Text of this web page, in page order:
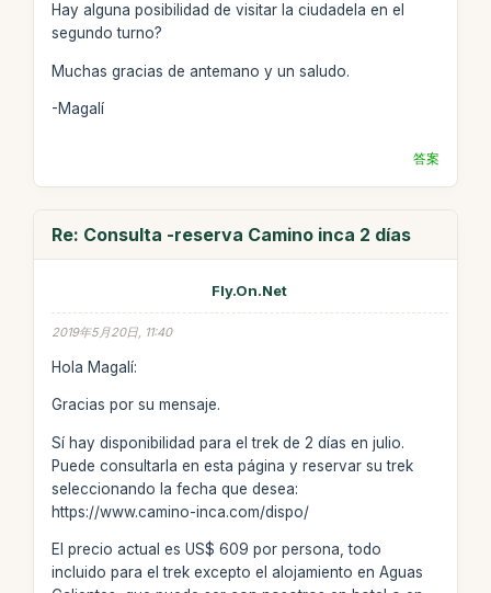
Hay alguna posibilidad de visitar la ciudadela en el
segundo turno?
Muchas gracias de antemano y un saludo.
-Magalí
答案
Re: Consulta -reserva Camino inca 2 días
Fly.On.Net
2019年5月20日, 11:40
Hola Magalí:
Gracias por su mensaje.
Sí hay disponibilidad para el trek de 2 días en julio.
Puede consultarla en esta página y reservar su trek
seleccionando la fecha que desea:
https://www.camino-inca.com/dispo/
El precio actual es US$ 609 por persona, todo
incluido para el trek excepto el alojamiento en Aguas